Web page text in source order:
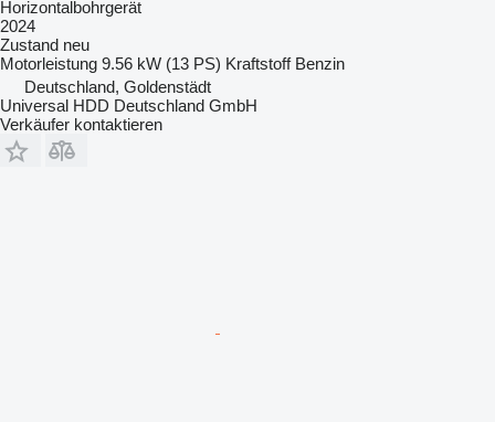
Horizontalbohrgerät
2024
Zustand neu
Motorleistung 9.56 kW (13 PS) Kraftstoff Benzin
Deutschland, Goldenstädt
Universal HDD Deutschland GmbH
Verkäufer kontaktieren